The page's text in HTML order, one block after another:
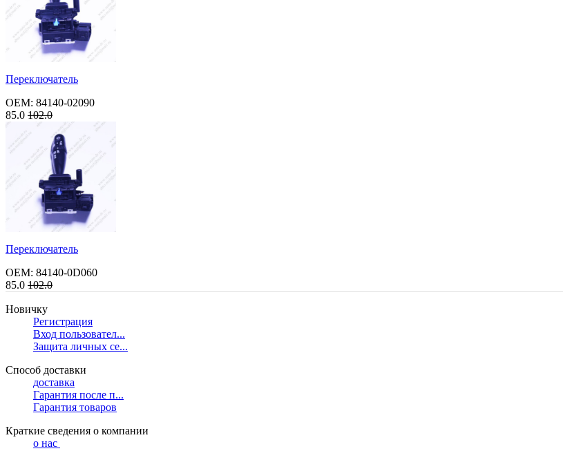
Переключатель
OEM: 84140-02090
85.0 102.0
Переключатель
OEM: 84140-0D060
85.0 102.0
Новичку
Регистрация
Вход пользовател...
Защита личных се...
Способ доставки
доставка
Гарантия после п...
Гарантия товаров
Краткие сведения о компании
о нас